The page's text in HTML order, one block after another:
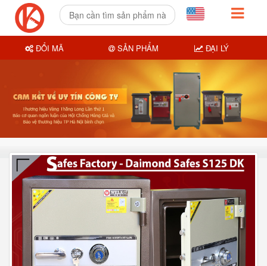
ĐỔI MÃ SẢN PHẨM ĐẠI LÝ